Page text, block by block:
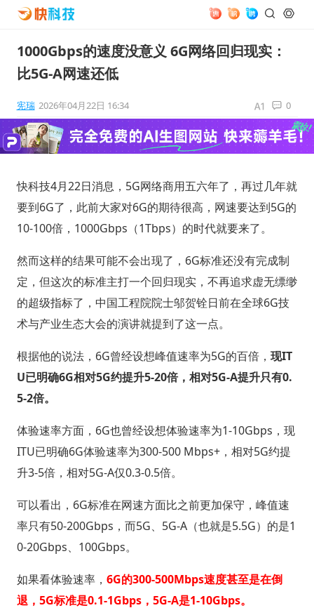
1000Gbps的速度没意义 6G网络回归现实：
比5G-A网速还低
宪瑞 2026年04月22日 16:34 0
快科技4月22日消息，5G网络商用五六年了，再过几年就
要到6G了，此前大家对6G的期待很高，网速要达到5G的
10-100倍，1000Gbps（1Tbps）的时代就要来了。
然而这样的结果可能不会出现了，6G标准还没有完成制
定，但这次的标准主打一个回归现实，不再追求虚无缥缈
的超级指标了，中国工程院院士邬贺铨日前在全球6G技
术与产业生态大会的演讲就提到了这一点。
根据他的说法，6G曾经设想峰值速率为5G的百倍， 现IT
U已明确6G相对5G约提升5-20倍，相对5G-A提升只有0.
5-2倍。
体验速率方面，6G也曾经设想体验速率为1-10Gbps，现
ITU已明确6G体验速率为300-500 Mbps+，相对5G约提
升3-5倍，相对5G-A仅0.3-0.5倍。
可以看出，6G标准在网速方面比之前更加保守，峰值速
率只有50-200Gbps，而5G、5G-A（也就是5.5G）的是1
0-20Gbps、100Gbps。
如果看体验速率， 6G的300-500Mbps速度甚至是在倒
退，5G标准是0.1-1Gbps，5G-A是1-10Gbps。